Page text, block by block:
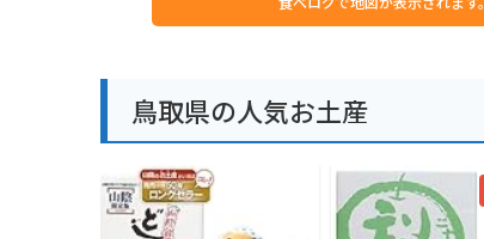
鳥取県の人気お土産